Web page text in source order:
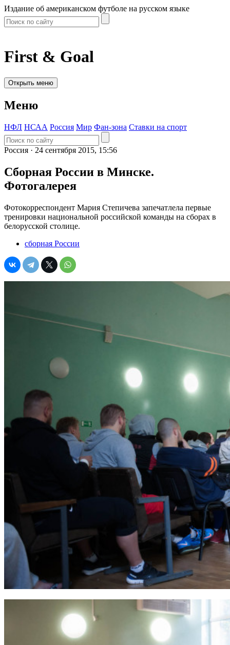
Издание об американском футболе на русском языке
First & Goal
Открыть меню
Меню
НФЛ НСАА Россия Мир Фан-зона Ставки на спорт
Россия · 24 сентября 2015, 15:56
Сборная России в Минске.
Фотогалерея
Фотокорреспондент Мария Степичева запечатлела первые
тренировки национальной российской команды на сборах в
белорусской столице.
сборная России